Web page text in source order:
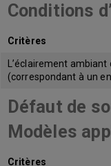
Conditions
Critères
L’éclairement
(correspondant à un
Défaut de
Modèles
Critères